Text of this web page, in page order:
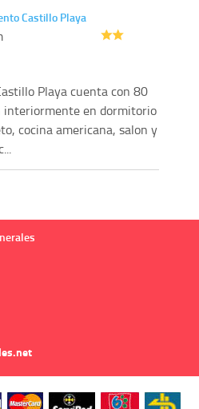
Castillo Playa
Playa cuenta con 80
interiormente en dormitorio
cocina americana, salon y